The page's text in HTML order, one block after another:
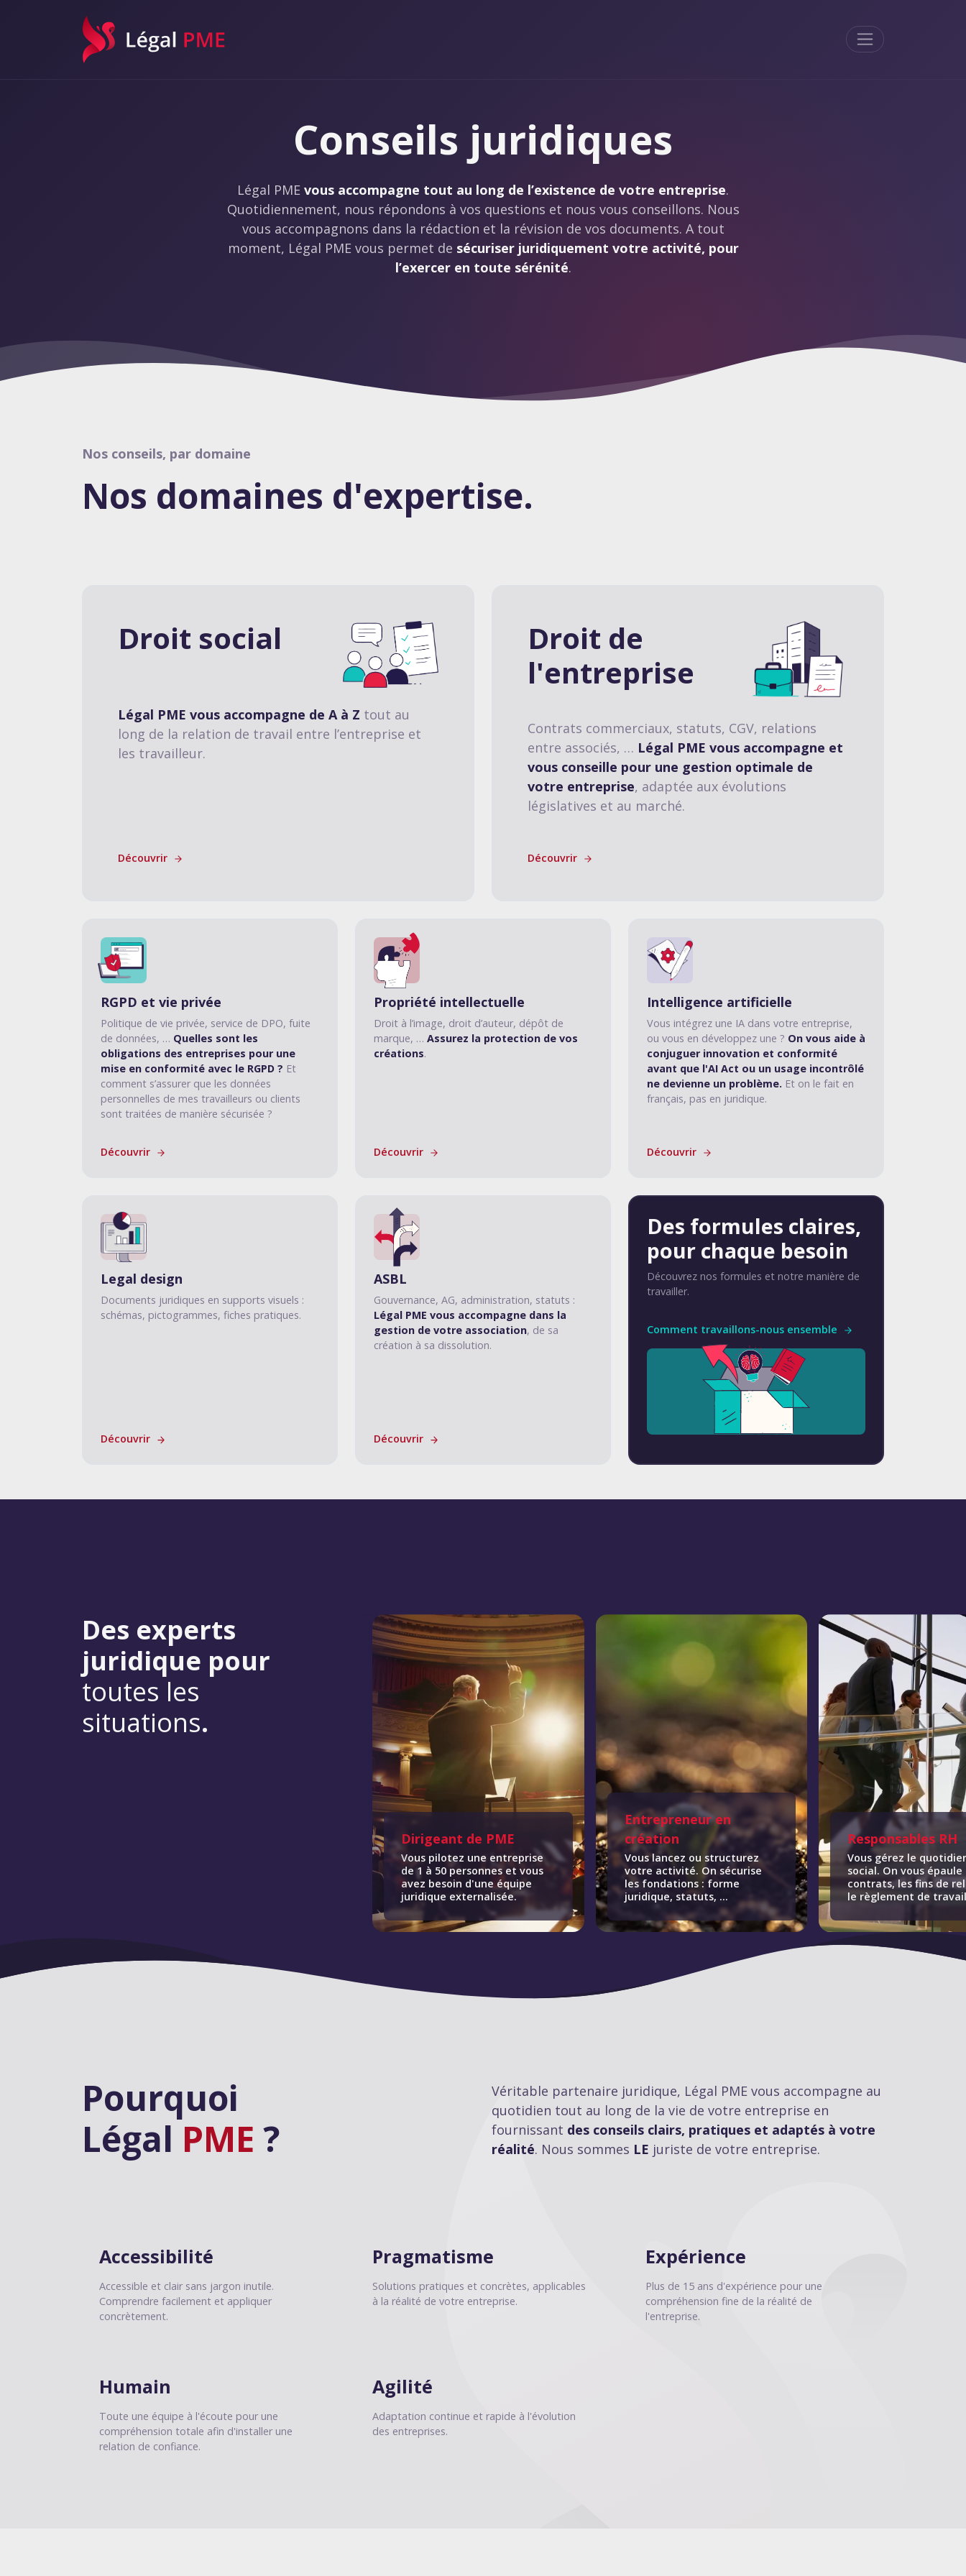
Menu
Conseils juridiques
Légal PME vous accompagne tout au long de l’existence de votre entreprise.
Quotidiennement, nous répondons à vos questions et nous vous conseillons. Nous
vous accompagnons dans la rédaction et la révision de vos documents. A tout
moment, Légal PME vous permet de sécuriser juridiquement votre activité, pour
l’exercer en toute sérénité.
Nos conseils, par domaine
Nos domaines d'expertise.
Droit social
Légal PME vous accompagne de A à Z tout au
long de la relation de travail entre l’entreprise et
les travailleur.
Découvrir
Droit de
l'entreprise
Contrats commerciaux, statuts, CGV, relations
entre associés, … Légal PME vous accompagne et
vous conseille pour une gestion optimale de
votre entreprise, adaptée aux évolutions
législatives et au marché.
Découvrir
RGPD et vie privée
Politique de vie privée, service de DPO, fuite
de données, … Quelles sont les
obligations des entreprises pour une
mise en conformité avec le RGPD ? Et
comment s’assurer que les données
personnelles de mes travailleurs ou clients
sont traitées de manière sécurisée ?
Découvrir
Propriété intellectuelle
Droit à l’image, droit d’auteur, dépôt de
marque, … Assurez la protection de vos
créations.
Découvrir
Intelligence artificielle
Vous intégrez une IA dans votre entreprise,
ou vous en développez une ? On vous aide à
conjuguer innovation et conformité
avant que l'AI Act ou un usage incontrôlé
ne devienne un problème. Et on le fait en
français, pas en juridique.
Découvrir
Legal design
Documents juridiques en supports visuels :
schémas, pictogrammes, fiches pratiques.
Découvrir
ASBL
Gouvernance, AG, administration, statuts :
Légal PME vous accompagne dans la
gestion de votre association, de sa
création à sa dissolution.
Découvrir
Des formules claires,
pour chaque besoin
Découvrez nos formules et notre manière de
travailler.
Comment travaillons-nous ensemble
Des experts
juridique pour
toutes les
situations.
Dirigeant de PME
Vous pilotez une entreprise
de 1 à 50 personnes et vous
avez besoin d'une équipe
juridique externalisée.
Entrepreneur en
création
Vous lancez ou structurez
votre activité. On sécurise
les fondations : forme
juridique, statuts, ...
Responsables RH
Vous gérez le
social. On vous épaule
contrats, les fins de
le règlement de
Pourquoi
Légal PME ?
Véritable partenaire juridique, Légal PME vous accompagne au
quotidien tout au long de la vie de votre entreprise en
fournissant des conseils clairs, pratiques et adaptés à votre
réalité. Nous sommes LE juriste de votre entreprise.
Accessibilité
Accessible et clair sans jargon inutile.
Comprendre facilement et appliquer
concrètement.
Pragmatisme
Solutions pratiques et concrètes, applicables
à la réalité de votre entreprise.
Expérience
Plus de 15 ans d'expérience pour une
compréhension fine de la réalité de
l'entreprise.
Humain
Toute une équipe à l'écoute pour une
compréhension totale afin d'installer une
relation de confiance.
Agilité
Adaptation continue et rapide à l'évolution
des entreprises.